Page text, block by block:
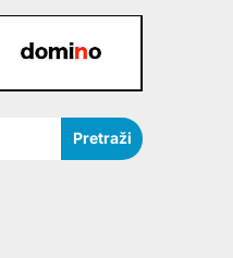
Pretraži